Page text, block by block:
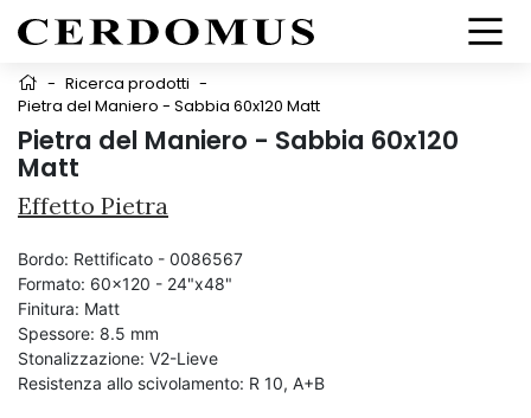
- Ricerca prodotti -
Pietra del Maniero - Sabbia 60x120 Matt
Pietra del Maniero - Sabbia 60x120
Matt
Effetto Pietra
Bordo: Rettificato - 0086567
Formato: 60x120 - 24"x48"
Finitura: Matt
Spessore: 8.5 mm
Stonalizzazione: V2-Lieve
Resistenza allo scivolamento: R 10, A+B